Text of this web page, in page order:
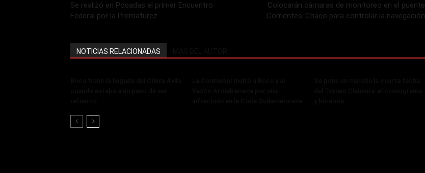
Se realizó en Posadas el primer Encuentro
Federal por la Prematurez
Colocarán cámaras de monitoreo en el puente
Corrientes-Chaco para controlar la navegación
NOTICIAS RELACIONADAS